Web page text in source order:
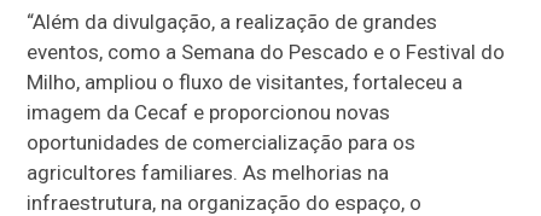
“Além da divulgação, a realização de grandes
eventos, como a Semana do Pescado e o Festival do
Milho, ampliou o fluxo de visitantes, fortaleceu a
imagem da Cecaf e proporcionou novas
oportunidades de comercialização para os
agricultores familiares. As melhorias na
infraestrutura, na organização do espaço, o